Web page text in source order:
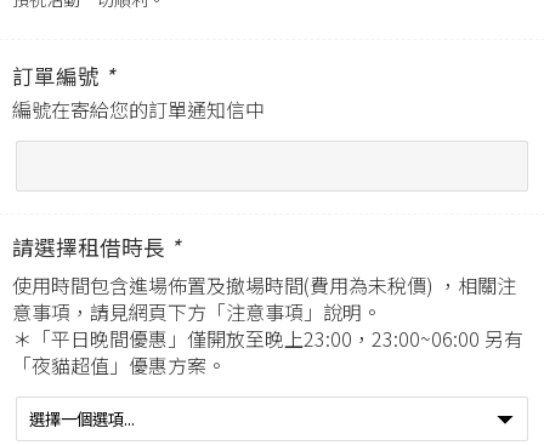
訂單編號 *
編號在寄給您的訂單通知信中
請選擇租借時長 *
使用時間包含進場佈置及撤場時間(費用為未稅價) ，相關注
意事項，請見網頁下方「注意事項」說明。
＊「平日晚間優惠」僅開放至晚上23:00，23:00~06:00 另有
「夜貓超值」優惠方案。